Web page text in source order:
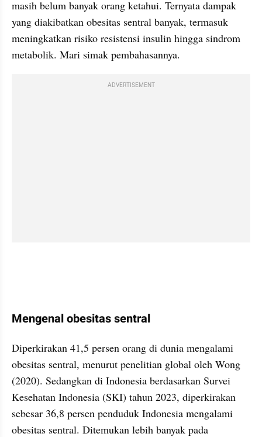
masih belum banyak orang ketahui. Ternyata dampak
yang diakibatkan obesitas sentral banyak, termasuk
meningkatkan risiko resistensi insulin hingga sindrom
metabolik. Mari simak pembahasannya.
ADVERTISEMENT
Mengenal obesitas sentral
Diperkirakan 41,5 persen orang di dunia mengalami
obesitas sentral, menurut penelitian global oleh Wong
(2020). Sedangkan di Indonesia berdasarkan Survei
Kesehatan Indonesia (SKI) tahun 2023, diperkirakan
sebesar 36,8 persen penduduk Indonesia mengalami
obesitas sentral. Ditemukan lebih banyak pada